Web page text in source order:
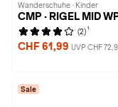
Wanderschuhe · Kinder
CMP · RIGEL MID
(2) 1
CHF 61,99 UVP CHF
Sale